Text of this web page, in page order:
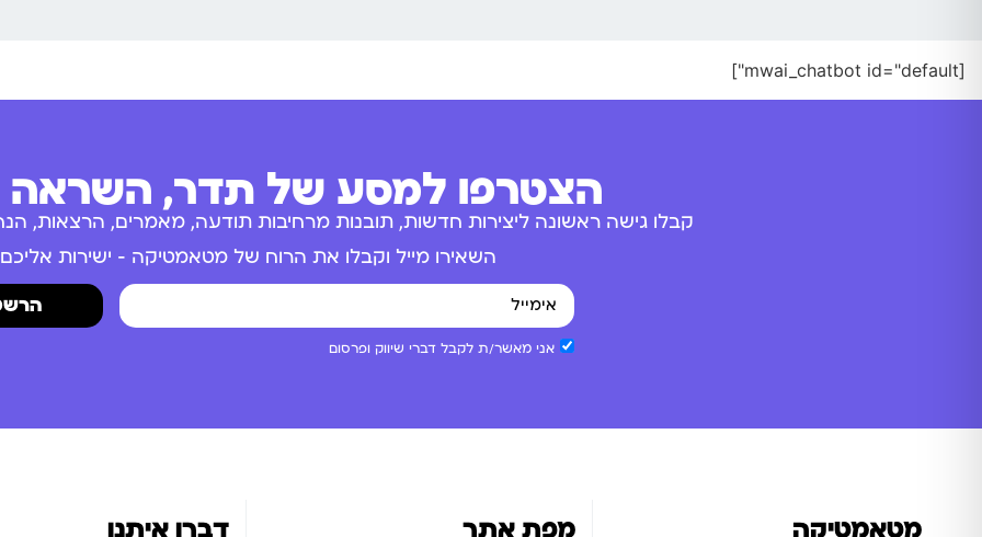
[mwai_chatbot id="default"]
הצטרפו למסע של תדר, השראה
קבלו גישה ראשונה ליצירות חדשות, תובנות מרחיבות תודעה, מאמרים, הרצאות,
השאירו מייל וקבלו את הרוח של מטאמטיקה – ישירות
אני מאשר/ת לקבל דברי שיווק ופרסום
מטאמטיקה מפת אתר דברו איתנו